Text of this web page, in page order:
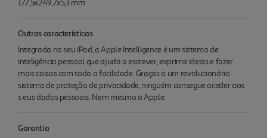
177,5x249,7x5,3 mm
Outras características
Integrada no seu iPad, a Apple Intelligence é um sistema de
inteligência pessoal que ajuda a escrever, exprimir ideias e fazer
mais coisas com toda a facilidade. Graças a um revolu­cionário
sistema de proteção de privacidade, ninguém consegue aceder aos
s eus dados pessoais. Nem mesmo a Apple.
Garantia